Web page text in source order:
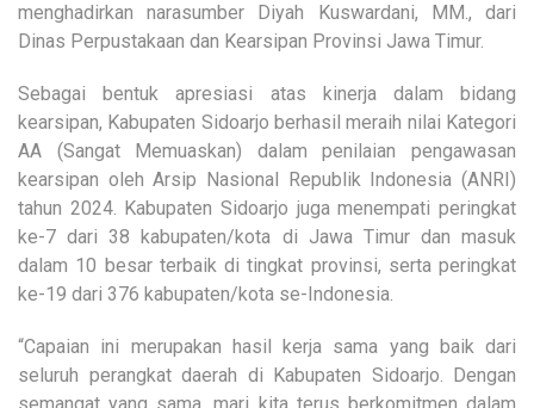
menghadirkan narasumber Diyah Kuswardani, MM., dari
Dinas Perpustakaan dan Kearsipan Provinsi Jawa Timur.
Sebagai bentuk apresiasi atas kinerja dalam bidang
kearsipan, Kabupaten Sidoarjo berhasil meraih nilai Kategori
AA (Sangat Memuaskan) dalam penilaian pengawasan
kearsipan oleh Arsip Nasional Republik Indonesia (ANRI)
tahun 2024. Kabupaten Sidoarjo juga menempati peringkat
ke-7 dari 38 kabupaten/kota di Jawa Timur dan masuk
dalam 10 besar terbaik di tingkat provinsi, serta peringkat
ke-19 dari 376 kabupaten/kota se-Indonesia.
“Capaian ini merupakan hasil kerja sama yang baik dari
seluruh perangkat daerah di Kabupaten Sidoarjo. Dengan
semangat yang sama, mari kita terus berkomitmen dalam